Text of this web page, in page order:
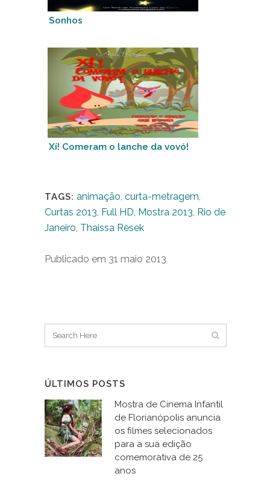
Sonhos
Xí! Comeram o lanche da vovó!
TAGS: animação, curta-metragem,
Curtas 2013, Full HD, Mostra 2013, Rio de
Janeiro, Thaissa Resek
Publicado em 31 maio 2013
ÚLTIMOS POSTS
Mostra de Cinema Infantil
de Florianópolis anuncia
os filmes selecionados
para a sua edição
comemorativa de 25
anos